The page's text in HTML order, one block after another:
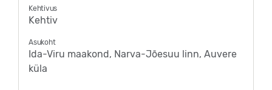
Kehtivus
Kehtiv
Asukoht
Ida-Viru maakond, Narva-Jõesuu linn, Auvere
küla